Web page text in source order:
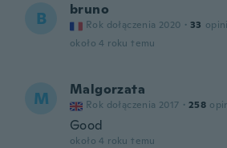
B bruno
Rok dołączenia 2020 · 33
około 4 roku temu
M Malgorzata
Rok dołączenia 2017 · 258
Good
około 4 roku temu